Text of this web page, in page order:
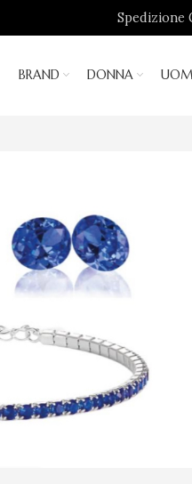
Spedizione
BRAND DONNA